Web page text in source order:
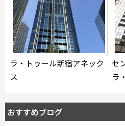
ラ・トゥール新宿アネック
ス
セ
ラ
おすすめブログ
検索対象お部屋
73件